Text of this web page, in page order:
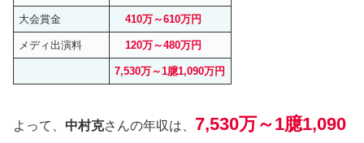
大会賞金 410万～610万円
メディ出演料 120万～480万円
7,530万～1臆1,090万円
よって、 中村克さんの年収は、 7,530万～1臆1,090